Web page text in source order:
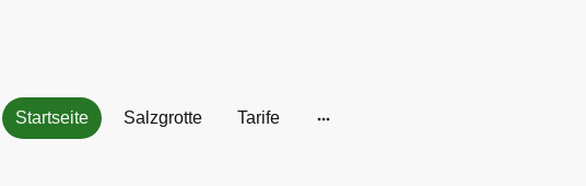
Startseite Salzgrotte Tarife